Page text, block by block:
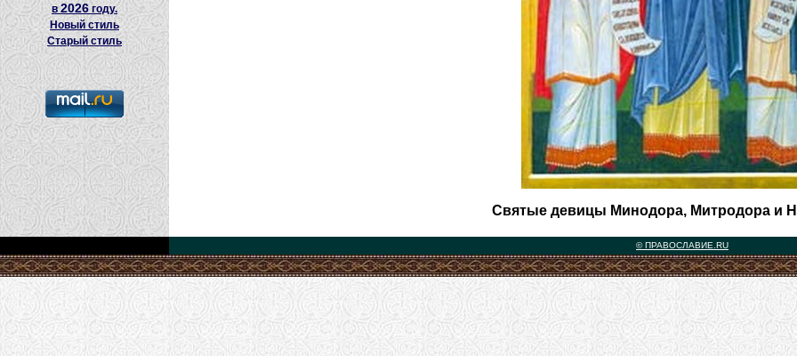
в2026 году.
Новый стиль
Старый стиль
Святые девицы Минодора, Митродора и
© ПРАВОСЛАВИЕ.RU